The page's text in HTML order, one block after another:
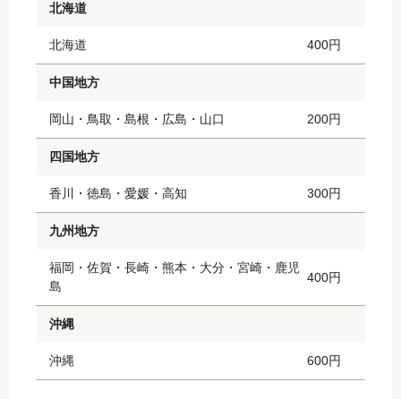
北海道
北海道 400円
中国地方
岡山・鳥取・島根・広島・山口 200円
四国地方
香川・徳島・愛媛・高知 300円
九州地方
福岡・佐賀・長崎・熊本・大分・宮崎・鹿児
島
400円
沖縄
沖縄 600円